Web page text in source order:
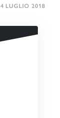
4 LUGLIO 2018